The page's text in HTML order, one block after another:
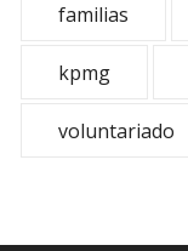
familias
kpmg
voluntariado